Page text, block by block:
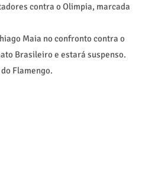
contra o Olimpia, marcada
Maia no confronto contra o
Brasileiro e estará suspenso.
Flamengo.